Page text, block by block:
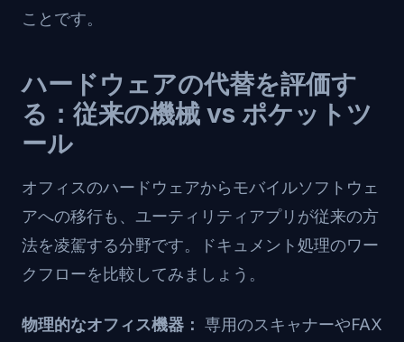
ことです。
ハードウェアの代替を評価す
る：従来の機械 vs ポケットツ
ール
オフィスのハードウェアからモバイルソフトウェ
アへの移行も、ユーティリティアプリが従来の方
法を凌駕する分野です。ドキュメント処理のワー
クフローを比較してみましょう。
物理的なオフィス機器： 専用のスキャナーやFAX